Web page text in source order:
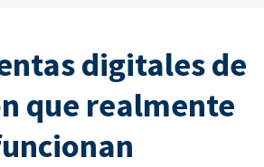
digitales de
que realmente